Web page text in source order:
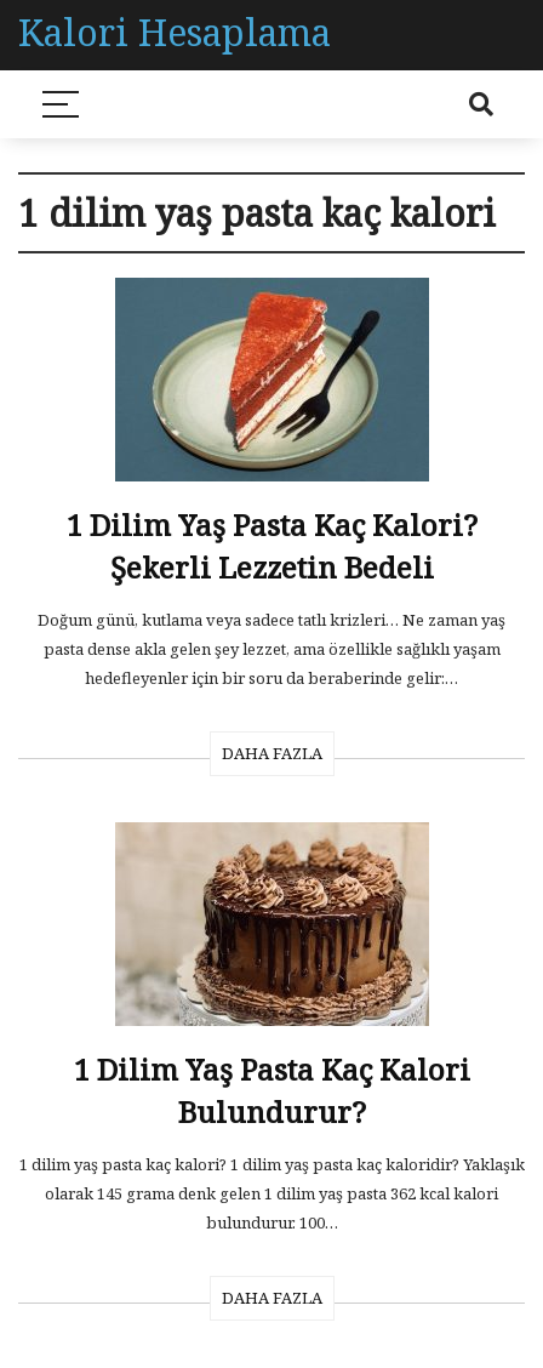
Kalori Hesaplama
1 dilim yaş pasta kaç kalori
1 Dilim Yaş Pasta Kaç Kalori?
Şekerli Lezzetin Bedeli
Doğum günü, kutlama veya sadece tatlı krizleri… Ne zaman yaş
pasta dense akla gelen şey lezzet, ama özellikle sağlıklı yaşam
hedefleyenler için bir soru da beraberinde gelir:…
DAHA FAZLA
1 Dilim Yaş Pasta Kaç Kalori
Bulundurur?
1 dilim yaş pasta kaç kalori? 1 dilim yaş pasta kaç kaloridir? Yaklaşık
olarak 145 grama denk gelen 1 dilim yaş pasta 362 kcal kalori
bulundurur. 100…
DAHA FAZLA